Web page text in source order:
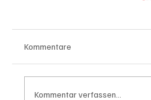
Kommentare
Kommentar verfassen...